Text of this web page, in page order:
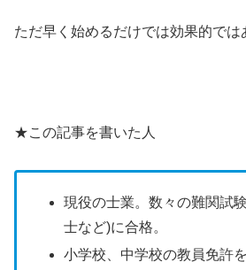
ただ早く始めるだけでは効果的では
★この記事を書いた人
現役の士業。数々の難関試
士など)に合格。
小学校、中学校の教員免許